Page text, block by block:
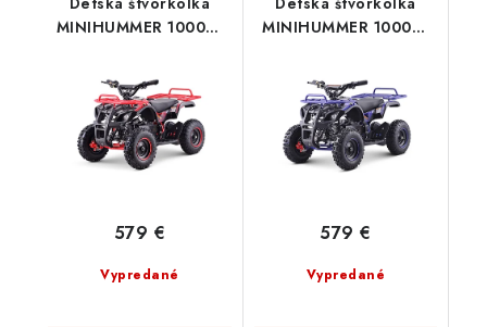
MINIHUMMER 1000W
Červená
Vypredané
579 €
MINIHUMMER 1000W
Modrá
Vypredané
579 €